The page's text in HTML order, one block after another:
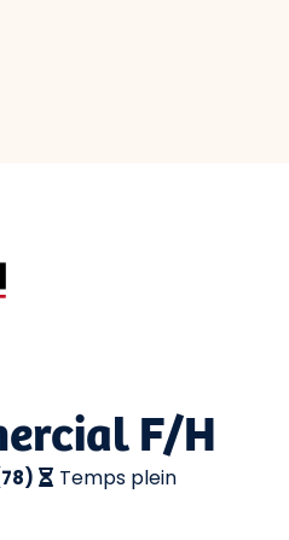
F/H
Temps plein